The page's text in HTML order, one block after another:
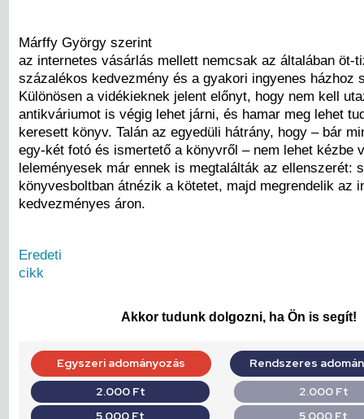
Márffy György szerint
az internetes vásárlás mellett nemcsak az általában öt-
százalékos kedvezmény és a gyakori ingyenes házhoz
Különösen a vidékieknek jelent előnyt, hogy nem kell
antikváriumot is végig lehet járni, és hamar meg lehet
keresett könyv. Talán az egyedüli hátrány, hogy – bár
egy-két fotó és ismertető a könyvről – nem lehet kézbe
leleményesek már ennek is megtalálták az ellenszerét:
könyvesboltban átnézik a kötetet, majd megrendelik az
kedvezményes áron.
Eredeti
cikk
Akkor tudunk dolgozni, ha Ön is segít!